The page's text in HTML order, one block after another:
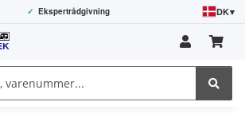
✓ Ekspertrådgivning DK▾